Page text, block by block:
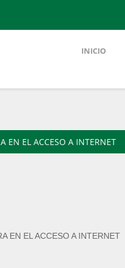
INICIO
EN EL ACCESO A INTERNET
EN EL ACCESO A INTERNET